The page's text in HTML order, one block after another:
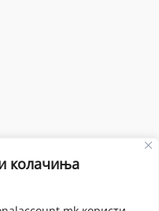
колачиња